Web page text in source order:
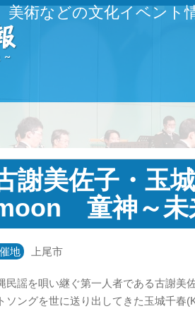
美術などの文化イベント
謝美佐子・玉
童神～未
地 上尾市
民謡を唄い継ぐ第一人者である古謝美
ソングを世に送り出してきた玉城千春